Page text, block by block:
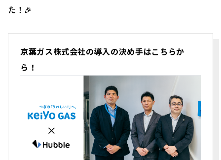
た！🎉
京葉ガス株式会社の導入の決め手はこちらか
ら！